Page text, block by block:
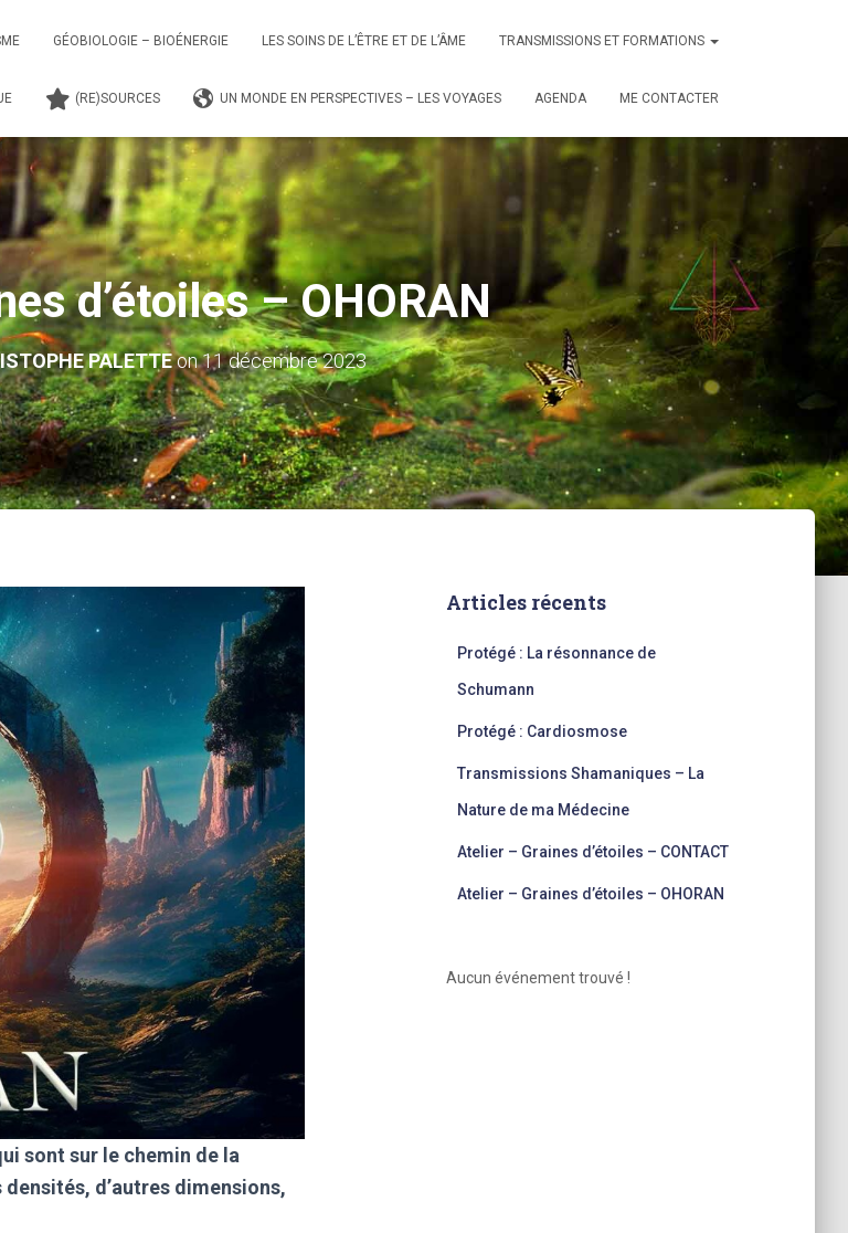
GÉOBIOLOGIE – BIOÉNERGIE LES SOINS DE L’ÊTRE ET DE L’ÂME TRANSMISSIONS ET FORMATIONS
(RE)SOURCES UN MONDE EN PERSPECTIVES – LES VOYAGES AGENDA ME CONTACTER
d’étoiles – OHORAN
PALETTEon11 décembre 2023
sont sur le chemin de la
d’autres dimensions,
Articles récents
Protégé : La résonnance de
Schumann
Protégé : Cardiosmose
Transmissions Shamaniques – La
Nature de ma Médecine
Atelier – Graines d’étoiles – CONTACT
Atelier – Graines d’étoiles – OHORAN
Aucun événement trouvé !